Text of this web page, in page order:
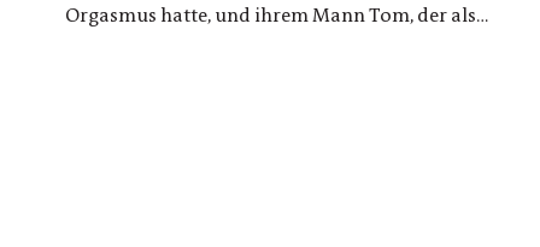
Orgasmus hatte, und ihrem Mann Tom, der als